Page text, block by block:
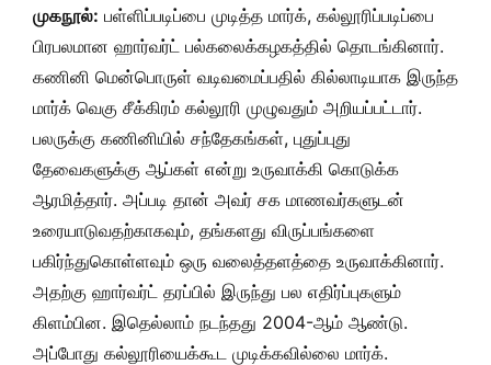
முகநூல்: பள்ளிப்படிப்பை முடித்த மார்க், கல்லூரிப்படிப்பை
பிரபலமான ஹார்வர்ட் பல்கலைக்கழகத்தில் தொடங்கினார்.
கணினி மென்பொருள் வடிவமைப்பதில் கில்லாடியாக இருந்த
மார்க் வெகு சீக்கிரம் கல்லூரி முழுவதும் அறியப்பட்டார்.
பலருக்கு கணினியில் சந்தேகங்கள், புதுப்புது
தேவைகளுக்கு ஆப்கள் என்று உருவாக்கி கொடுக்க
ஆரமித்தார். அப்படி தான் அவர் சக மாணவர்களுடன்
உரையாடுவதற்காகவும், தங்களது விருப்பங்களை
பகிர்ந்துகொள்ளவும் ஒரு வலைத்தளத்தை உருவாக்கினார்.
அதற்கு ஹார்வர்ட் தரப்பில் இருந்து பல எதிர்ப்புகளும்
கிளம்பின. இதெல்லாம் நடந்தது 2004-ஆம் ஆண்டு.
அப்போது கல்லூரியைக்கூட முடிக்கவில்லை மார்க்.